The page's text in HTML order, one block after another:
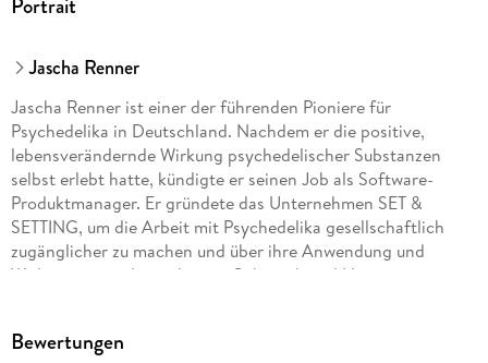
Jascha Renner
Jascha Renner ist einer der führenden Pioniere für
Psychedelika in Deutschland. Nachdem er die positive,
lebensverändernde Wirkung psychedelischer Substanzen
selbst erlebt hatte, kündigte er seinen Job als Software-
Produktmanager. Er gründete das Unternehmen SET &
SETTING, um die Arbeit mit Psychedelika gesellschaftlich
zugänglicher zu machen und über ihre Anwendung und
Wirkung sowie den richtigen Gebrauch und Nutzen
Bewertungen